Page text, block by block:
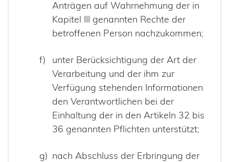
Anträgen auf Wahrnehmung der in
Kapitel III genannten Rechte der
betroffenen Person nachzukommen;
unter Berücksichtigung der Art der
Verarbeitung und der ihm zur
Verfügung stehenden Informationen
den Verantwortlichen bei der
Einhaltung der in den Artikeln 32 bis
36 genannten Pflichten unterstützt;
nach Abschluss der Erbringung der